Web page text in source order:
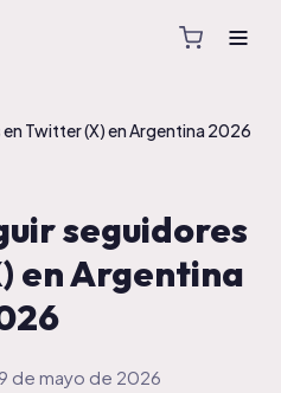
Twitter (X) en Argentina 2026
seguidores
en Argentina
de mayo de 2026